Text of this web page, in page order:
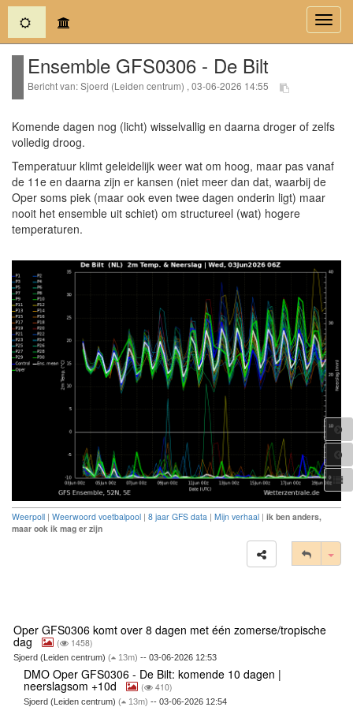
(current)
Ensemble GFS0306 - De Bilt
Bericht van: Sjoerd (Leiden centrum) , 03-06-2026 14:55
Komende dagen nog (licht) wisselvallig en daarna droger of zelfs
volledig droog.
Temperatuur klimt geleidelijk weer wat om hoog, maar pas vanaf
de 11e en daarna zijn er kansen (niet meer dan dat, waarbij de
Oper soms piek (maar ook even twee dagen onderin ligt) maar
nooit het ensemble uit schiet) om structureel (wat) hogere
temperaturen.
Weerpoll | Weerwoord voetbalpool | 8 jaar GFS data | Mijn verhaal | ik ben anders,
maar ook ik mag er zijn
Oper GFS0306 komt over 8 dagen met één zomerse/tropische
dag ( 1458)
Sjoerd (Leiden centrum) ( 13m) -- 03-06-2026 12:53
DMO Oper GFS0306 - De Bilt: komende 10 dagen |
neerslagsom +10d ( 410)
Sjoerd (Leiden centrum) ( 13m) -- 03-06-2026 12:54